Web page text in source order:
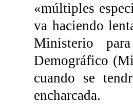
«múltiples
va haciendo
Ministerio
Demográfico
cuando se
encharcada.